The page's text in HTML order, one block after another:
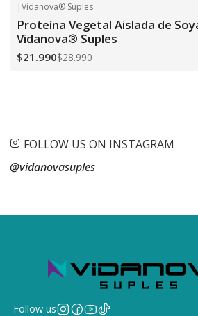
-24% OFF
|Vidanova® Suples
Proteína Vegetal Aislada de
Vidanova® Suples
$21.990$28.990
FOLLOW US ON INSTAGRAM
@vidanovasuples
Follow us